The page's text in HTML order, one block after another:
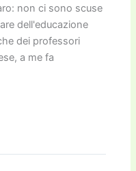
non ci sono scuse
dell'educazione
dei professori
a me fa